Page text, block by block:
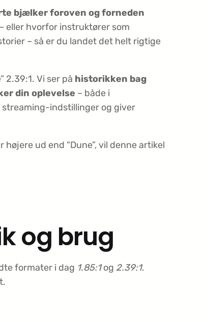
bjælker foroven og forneden
eller hvorfor instruktører som
– så er du landet det helt rigtige
2.39:1. Vi ser på historikken bag
din oplevelse – både i
indstillinger og giver
ud end “Dune”, vil denne artikel
og brug
formater i dag 1.85:1og 2.39:1.